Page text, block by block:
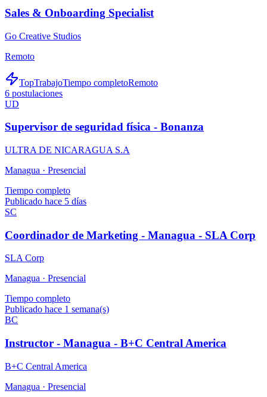
Sales & Onboarding Specialist
Go Creative Studios
Remoto
TopTrabajoTiempo completoRemoto
6 postulaciones
UD
Supervisor de seguridad física - Bonanza
ULTRA DE NICARAGUA S.A
Managua · Presencial
Tiempo completo
Publicado hace 5 días
SC
Coordinador de Marketing - Managua - SLA Corp
SLA Corp
Managua · Presencial
Tiempo completo
Publicado hace 1 semana(s)
BC
Instructor - Managua - B+C Central America
B+C Central America
Managua · Presencial